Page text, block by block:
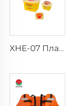
XHE-07 Пластиковый контейнер для острых предметов медицинского назначения